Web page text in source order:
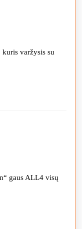
varžysis su
gaus ALL4 visų